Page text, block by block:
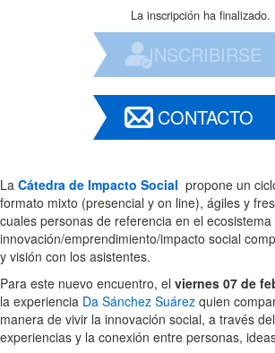
La inscripción ha finalizado.
INSCRIBIRSE
CONTACTO
La Cátedra de Impacto Social propone un
formato mixto (presencial y on line), ágiles y
cuales personas de referencia en el ecosistema
innovación/emprendimiento/impacto social
y visión con los asistentes.
Para este nuevo encuentro, el viernes 07 de
la experiencia Da Sánchez Suárez quien
manera de vivir la innovación social, a través
experiencias y la conexión entre personas,